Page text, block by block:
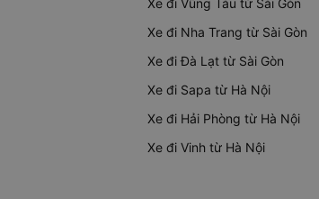
Xe đi Vũng Tàu từ Sài Gòn
Xe đi Nha Trang từ Sài Gòn
Xe đi Đà Lạt từ Sài Gòn
Xe đi Sapa từ Hà Nội
Xe đi Hải Phòng từ Hà Nội
Xe đi Vinh từ Hà Nội